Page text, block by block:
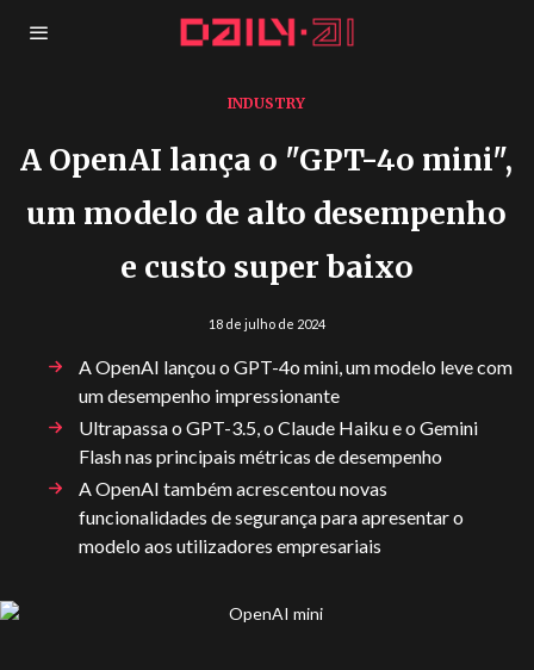
INDUSTRY
A OpenAI lança o "GPT-4o mini",
um modelo de alto desempenho
e custo super baixo
18 de julho de 2024
A OpenAI lançou o GPT-4o mini, um modelo leve com
um desempenho impressionante
Ultrapassa o GPT-3.5, o Claude Haiku e o Gemini
Flash nas principais métricas de desempenho
A OpenAI também acrescentou novas
funcionalidades de segurança para apresentar o
modelo aos utilizadores empresariais